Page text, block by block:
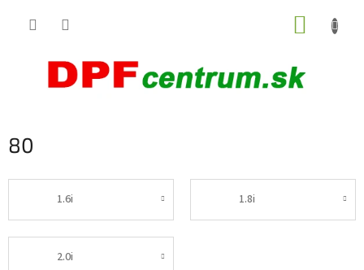
80
1.6i 1.8i
2.0i